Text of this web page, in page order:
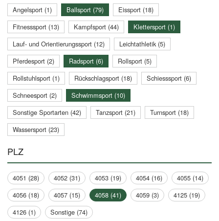
Angelsport (1) Ballsport (79)
Eissport (18)
Fitnesssport (13)
Kampfsport (44)
Klettersport (1)
Lauf- und Orientierungssport (12)
Leichtathletik (5)
Pferdesport (2)
Radsport (6)
Rollsport (5)
Rollstuhlsport (1)
Rückschlagsport (18)
Schiesssport (6)
Schneesport (2)
Schwimmsport (10)
Sonstige Sportarten (42)
Tanzsport (21)
Turnsport (18)
Wassersport (23)
PLZ
4051 (28) 4052 (31) 4053 (19) 4054 (16)
4055 (14)
4056 (18)
4057 (15) 4058 (41) 4059 (3)
4125 (19)
4126 (1)
Sonstige (74)